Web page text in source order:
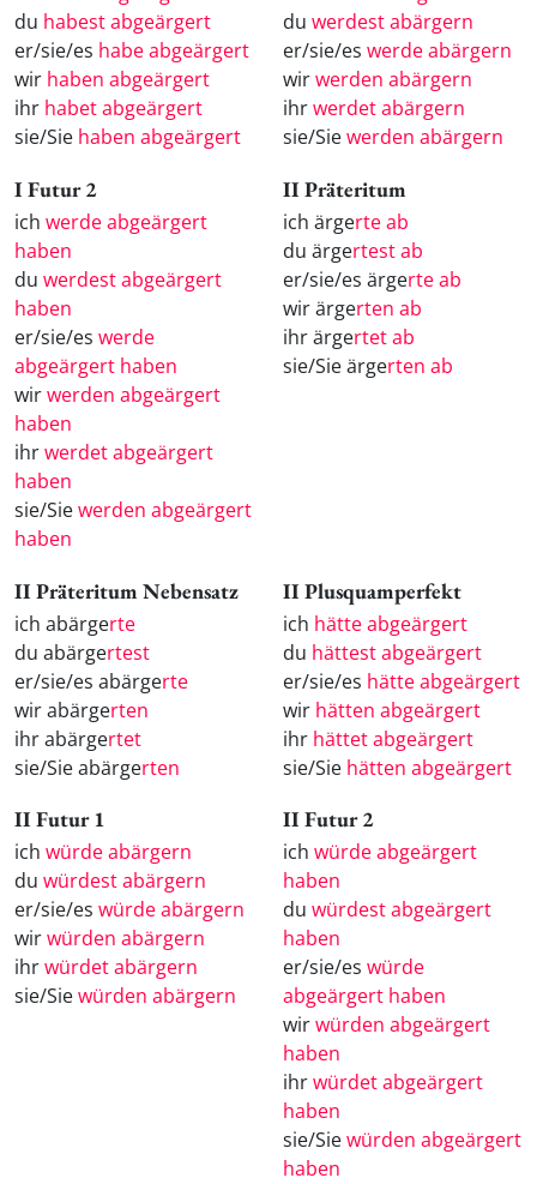
du habest abgeärgert
er/sie/es habe abgeärgert
wir haben abgeärgert
ihr habet abgeärgert
sie/Sie haben abgeärgert
du werdest abärgern
er/sie/es werde abärgern
wirwerden abärgern
ihrwerdet abärgern
sie/Siewerden abärgern
I Futur 2
ich werde abgeärgert
haben
du werdest abgeärgert
haben
er/sie/es werde
abgeärgert haben
wirwerden abgeärgert
haben
ihrwerdet abgeärgert
haben
sie/Siewerden abgeärgert
haben
II Präteritum
ich ärgerte ab
du ärgertest ab
er/sie/es ärgerte ab
wir ärgerten ab
ihr ärgertet ab
sie/Sie ärgerten ab
II Präteritum Nebensatz
ich abärgerte
du abärgertest
er/sie/es abärgerte
wir abärgerten
ihr abärgertet
sie/Sie abärgerten
II Plusquamperfekt
ich hätte abgeärgert
du hättest abgeärgert
er/sie/es hätte abgeärgert
wir hätten abgeärgert
ihr hättet abgeärgert
sie/Sie hätten abgeärgert
II Futur 1
ich würde abärgern
du würdest abärgern
er/sie/es würde abärgern
wirwürden abärgern
ihrwürdet abärgern
sie/Siewürden abärgern
II Futur 2
ich würde abgeärgert
haben
du würdest abgeärgert
haben
er/sie/es würde
abgeärgert haben
wirwürden abgeärgert
haben
ihrwürdet abgeärgert
haben
sie/Siewürden abgeärgert
haben